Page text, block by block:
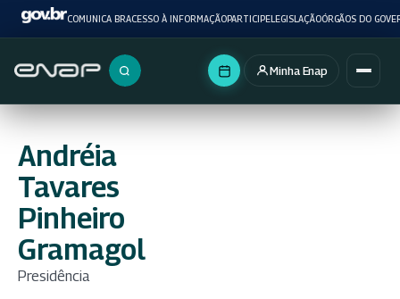
COMUNICA BRACESSO À INFORMAÇÃOPARTICIPELEGISLAÇÃOÓRGÃOS DO
Buscar no portal
Minha Enap
Andréia
Tavares
Pinheiro
Gramagol
Presidência